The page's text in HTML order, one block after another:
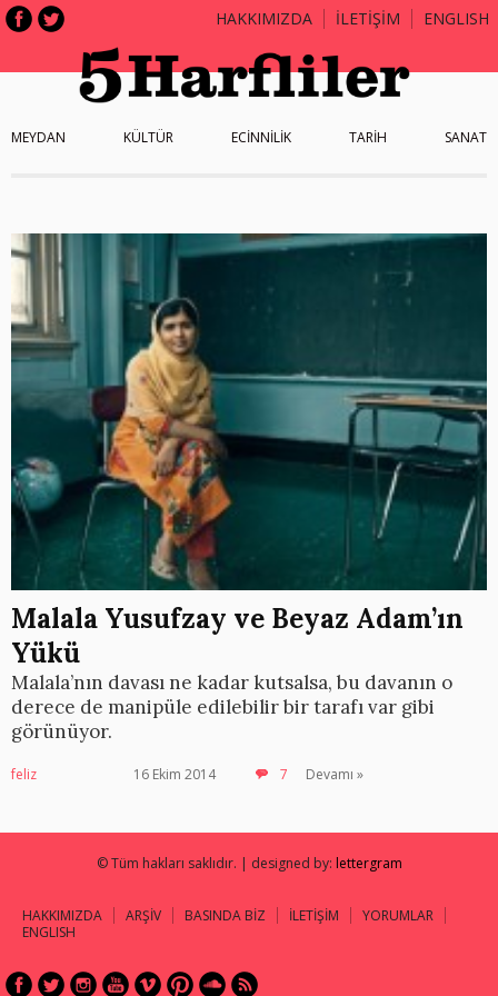
HAKKIMIZDA İLETİŞİM ENGLISH
MEYDAN KÜLTÜR ECİNNİLİK TARİH SANAT
Malala Yusufzay ve Beyaz Adam’ın
Yükü
Malala’nın davası ne kadar kutsalsa, bu davanın o
derece de manipüle edilebilir bir tarafı var gibi
görünüyor.
feliz 16 Ekim 2014 7 Devamı »
© Tüm hakları saklıdır. | designed by: lettergram
HAKKIMIZDA ARŞİV BASINDA BİZ İLETİŞİM
YORUMLAR
ENGLISH